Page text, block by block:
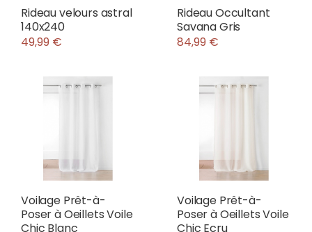
Rideau velours astral
140x240
49,99 €
Rideau Occultant
Savana Gris
84,99 €
Voilage Prêt-à-
Poser à Oeillets Voile
Chic Blanc
Voilage Prêt-à-
Poser à Oeillets Voile
Chic Ecru